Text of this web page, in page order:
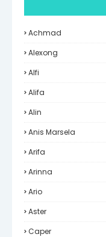
Achmad
Alexong
Alfi
Alifa
Alin
Anis Marsela
Arifa
Arinna
Ario
Aster
Caper